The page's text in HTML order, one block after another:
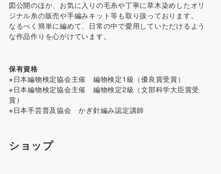
図公開のほか、お気に入りの毛糸や丁寧に草木染めしたオリ
ジナル糸の販売や手編みキット等も取り扱っております。
なるべく簡単に編めて、日常の中で愛用していただけるよう
な作品作りを心がけています。
保有資格
※日本編物検定協会主催 編物検定1級（優良賞受賞）
※日本編物検定協会主催 編物検定2級（文部科学大臣賞受
賞）
※日本手芸普及協会 かぎ針編み認定講師
ショップ